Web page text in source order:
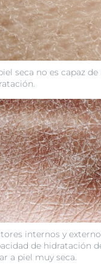
seca no es capaz
internos y
de hidratación
a piel muy seca.